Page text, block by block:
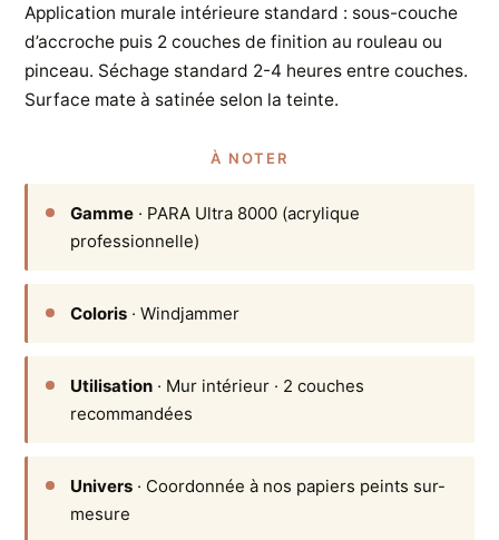
Application murale intérieure standard : sous-couche
d’accroche puis 2 couches de finition au rouleau ou
pinceau. Séchage standard 2-4 heures entre couches.
Surface mate à satinée selon la teinte.
À NOTER
Gamme · PARA Ultra 8000 (acrylique
professionnelle)
Coloris · Windjammer
Utilisation · Mur intérieur · 2 couches
recommandées
Univers · Coordonnée à nos papiers peints sur-
mesure